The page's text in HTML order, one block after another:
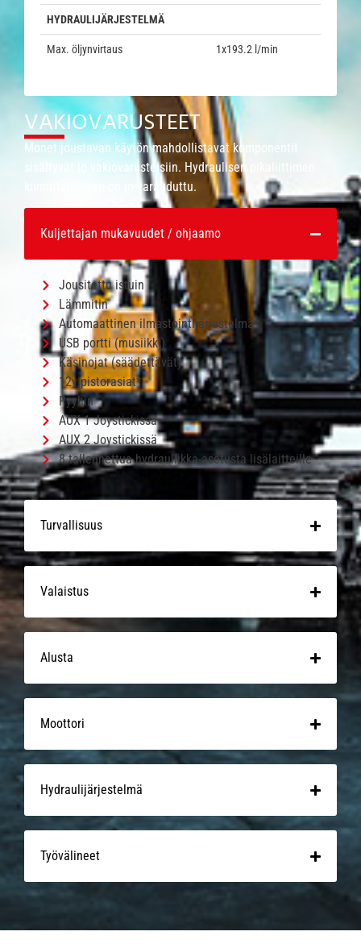
HYDRAULIJÄRJESTELMÄ
Max. öljynvirtaus 1x193.2 l/min
VAKIOVARUSTEET
Monet joustavan käytön mahdollistavat komponentit
sisältyvät jo vakiovarusteisiin. Hydraulisen pikaliittimen
kiinnittämiseen on jo varauduttu.
Kuljettajan mukavuudet / ohjaamo
Jousitettu istuin
Lämmitin
Automaattinen ilmastointijärjestelmä*
USB portti (musiikki)
Käsinojat (säädettävät)
12v pistorasiat*
Pyyhin
AUX 1 Joystickissä
AUX 2 Joystickissä
8 tallennettua hydrauliikka-asetusta lisälaitteille
Turvallisuus
Valaistus
Alusta
Moottori
Hydraulijärjestelmä
Työvälineet